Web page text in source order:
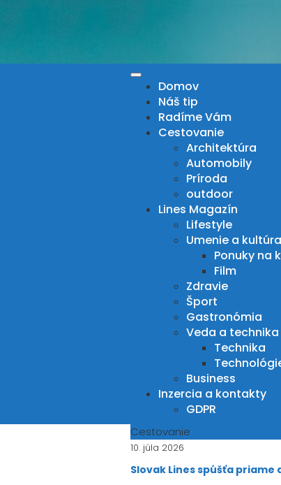
Domov
Náš tip
Radíme Vám
Cestovanie
Architektúra
Automobily
Príroda
outdoor
Lines Magazín
Lifestyle
Umenie a kultúra
Ponuky na
Film
Zdravie
Šport
Gastronómia
Veda a technika
Technika
Business
Inzercia a kontakty
GDPR
Cestovanie
10. júla 2026
Slovak Lines spúšťa